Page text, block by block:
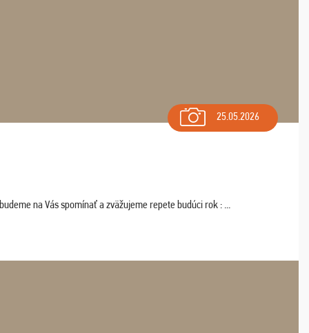
25.05.2026
na Vás spomínať a zväžujeme repete budúci rok : ...